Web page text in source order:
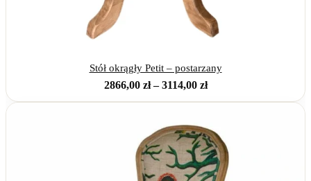
Stół okrągły Petit – postarzany
2866,00 zł – 3114,00 złZakres
do
3114,00 zł